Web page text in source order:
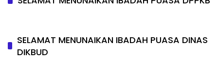
SELAMAT MENUNAIKAN IBADAH PUASA DINAS
DIKBUD